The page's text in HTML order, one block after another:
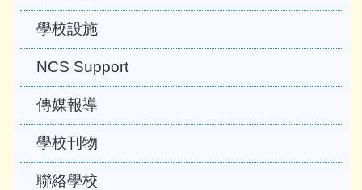
學校設施
NCS Support
傳媒報導
學校刊物
聯絡學校